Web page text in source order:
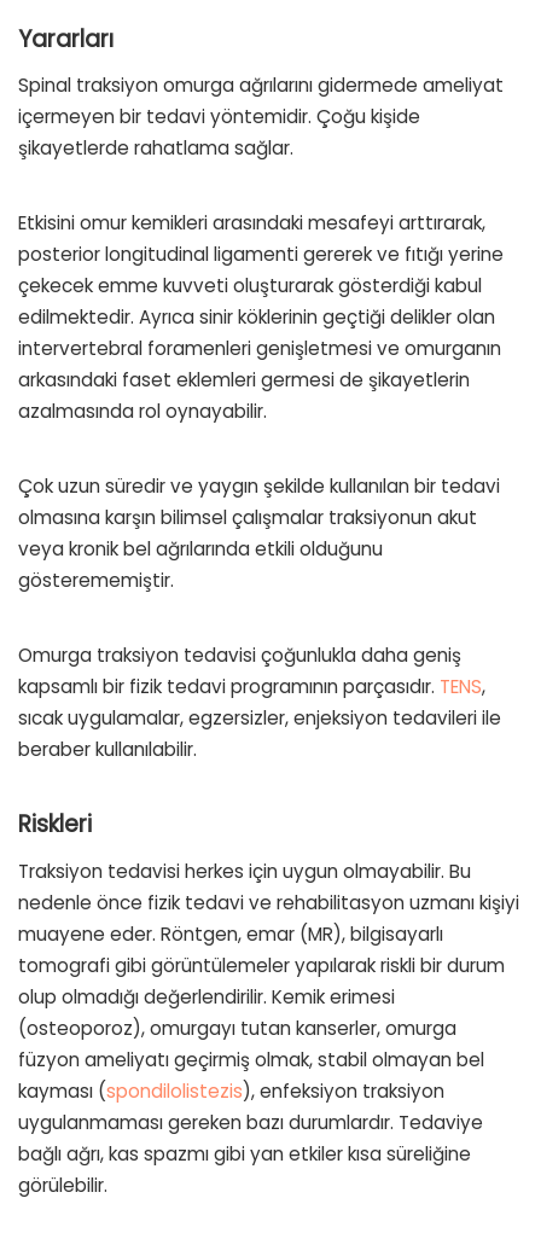
Yararları
Spinal traksiyon omurga ağrılarını gidermede ameliyat
içermeyen bir tedavi yöntemidir. Çoğu kişide
şikayetlerde rahatlama sağlar.
Etkisini omur kemikleri arasındaki mesafeyi arttırarak,
posterior longitudinal ligamenti gererek ve fıtığı yerine
çekecek emme kuvveti oluşturarak gösterdiği kabul
edilmektedir. Ayrıca sinir köklerinin geçtiği delikler olan
intervertebral foramenleri genişletmesi ve omurganın
arkasındaki faset eklemleri germesi de şikayetlerin
azalmasında rol oynayabilir.
Çok uzun süredir ve yaygın şekilde kullanılan bir tedavi
olmasına karşın bilimsel çalışmalar traksiyonun akut
veya kronik bel ağrılarında etkili olduğunu
gösterememiştir.
Omurga traksiyon tedavisi çoğunlukla daha geniş
kapsamlı bir fizik tedavi programının parçasıdır. TENS,
sıcak uygulamalar, egzersizler, enjeksiyon tedavileri ile
beraber kullanılabilir.
Riskleri
Traksiyon tedavisi herkes için uygun olmayabilir. Bu
nedenle önce fizik tedavi ve rehabilitasyon uzmanı kişiyi
muayene eder. Röntgen, emar (MR), bilgisayarlı
tomografi gibi görüntülemeler yapılarak riskli bir durum
olup olmadığı değerlendirilir. Kemik erimesi
(osteoporoz), omurgayı tutan kanserler, omurga
füzyon ameliyatı geçirmiş olmak, stabil olmayan bel
kayması (spondilolistezis), enfeksiyon traksiyon
uygulanmaması gereken bazı durumlardır. Tedaviye
bağlı ağrı, kas spazmı gibi yan etkiler kısa süreliğine
görülebilir.